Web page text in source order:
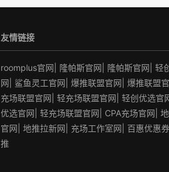
友情链接
roomplus官网 隆帕斯官网 隆帕斯官网 轻
网
鲨鱼灵工官网 爆推联盟官网 爆推联盟
充场联盟官网 轻充场联盟官网 轻创优选官
优选官网 轻充场联盟官网 CPA充场官网
官网 地推拉新网 充场工作室网 百惠优惠券
推